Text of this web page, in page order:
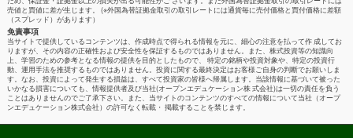
売値と買値に差が生じます。 (※外国為替証拠金取引の取引レートには通貨毎に売付価格と買付価格に差額
（スプレッド）があります）
免責事項
当サイトで提供しているコンテンツは、作成時点で得られる情報を元に、細心の注意を払って作 成してお
りますが、その内容の正確性および安全性を保証するものではありません。また、株式投資等の知識向
上、学習のための参考となる情報の提供を目的としたもので、 特定の銘柄や投資対象や、特定の投資行
動、運用手法を推奨するものではありません。投資に関する最終決定はお客様ご自身の判断でお願いしま
す。なお、投資によって発生する損益は、すべて投資家の皆様へ帰属します。当該情報に基づいて被った
いかなる損害についても、情報提供者及び当社(オープンエデュケーション株 式会社)は一切の責任を負う
ことはありませんのでご了承下さい。また、当サイトのコンテンツのすべての情報について当社（オープ
ンエデュケーション株式会社）の許可なく転載・ 掲載することを禁じます。